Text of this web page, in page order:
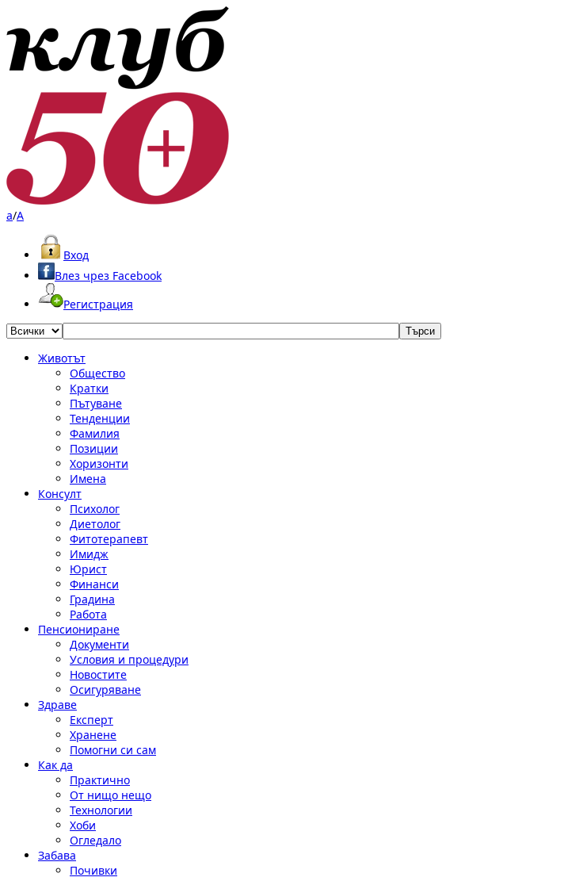
a/A
Вход
Влез чрез Facebook
Регистрация
Животът
Общество
Кратки
Пътуване
Тенденции
Фамилия
Позиции
Хоризонти
Имена
Консулт
Психолог
Диетолог
Фитотерапевт
Имидж
Юрист
Финанси
Градина
Работа
Пенсиониране
Документи
Условия и процедури
Новостите
Осигуряване
Здраве
Експерт
Хранене
Помогни си сам
Как да
Практично
От нищо нещо
Технологии
Хоби
Огледало
Забава
Почивки